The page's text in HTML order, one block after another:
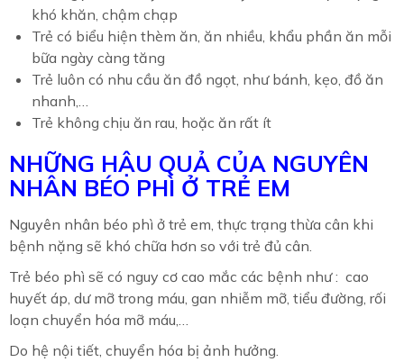
khó khăn, chậm chạp
Trẻ có biểu hiện thèm ăn, ăn nhiều, khẩu phần ăn mỗi
bữa ngày càng tăng
Trẻ luôn có nhu cầu ăn đồ ngọt, như bánh, kẹo, đồ ăn
nhanh,…
Trẻ không chịu ăn rau, hoặc ăn rất ít
NHỮNG HẬU QUẢ CỦA NGUYÊN
NHÂN BÉO PHÌ Ở TRẺ EM
Nguyên nhân béo phì ở trẻ em, thực trạng thừa cân khi
bệnh nặng sẽ khó chữa hơn so với trẻ đủ cân.
Trẻ béo phì sẽ có nguy cơ cao mắc các bệnh như : cao
huyết áp, dư mỡ trong máu, gan nhiễm mỡ, tiểu đường, rối
loạn chuyển hóa mỡ máu,…
Do hệ nội tiết, chuyển hóa bị ảnh hưởng.